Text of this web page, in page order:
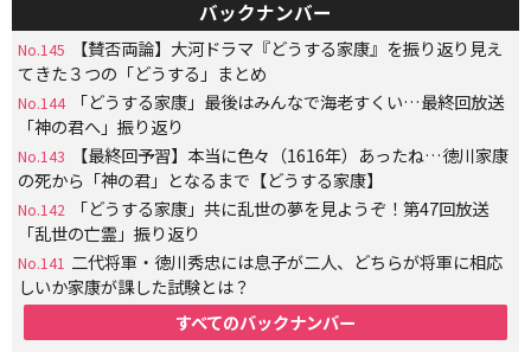
バックナンバー
No.145
【賛否両論】大河ドラマ『どうする家康』を振り返り見え
てきた３つの「どうする」まとめ
No.144
「どうする家康」最後はみんなで海老すくい…最終回放送
「神の君へ」振り返り
No.143
【最終回予習】本当に色々（1616年）あったね…徳川家康
の死から「神の君」となるまで【どうする家康】
No.142
「どうする家康」共に乱世の夢を見ようぞ！第47回放送
「乱世の亡霊」振り返り
No.141 二代将軍・徳川秀忠には息子が二人、どちらが将軍に相応
しいか家康が課した試験とは？
すべてのバックナンバー